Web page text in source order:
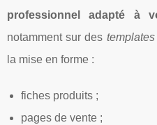
professionnel adapté à
notamment sur des
la mise en forme :
fiches produits ;
pages de vente ;